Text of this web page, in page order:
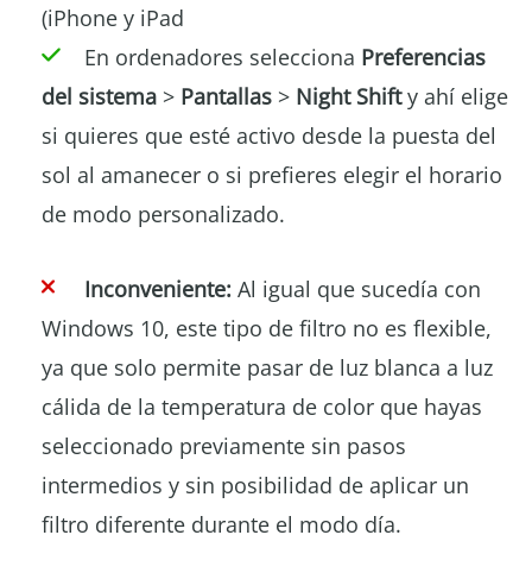
(iPhone y iPad
En ordenadores selecciona Preferencias
del sistema > Pantallas > Night Shifty ahí elige
si quieres que esté activo desde la puesta del
sol al amanecer o si prefieres elegir el horario
de modo personalizado.
Inconveniente: Al igual que sucedía con
Windows 10, este tipo de filtro no es flexible,
ya que solo permite pasar de luz blanca a luz
cálida de la temperatura de color que hayas
seleccionado previamente sin pasos
intermedios y sin posibilidad de aplicar un
filtro diferente durante el modo día.